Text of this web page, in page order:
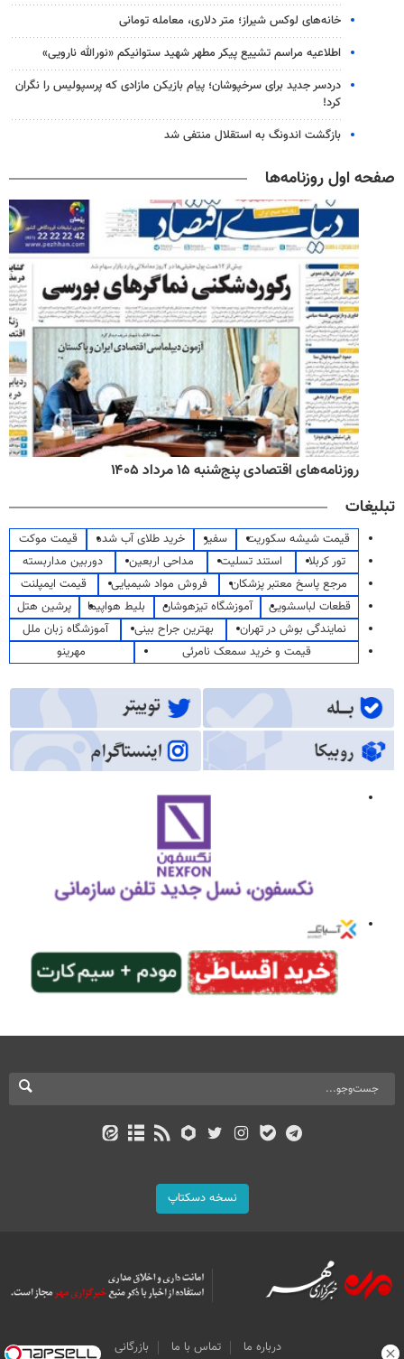
خانه‌های لوکس شیراز؛ متر دلاری، معامله تومانی
اطلاعیه مراسم تشییع پیکر مطهر شهید ستوانیکم «نورالله نارویی»
دردسر جدید برای سرخپوشان؛ پیام بازیکن مازادی که پرسپولیس را نگران
کرد!
بازگشت اندونگ به استقلال منتفی شد
صفحه اول روزنامه‌ها
روزنامه‌های اقتصادی پنج‌شنبه ۱۵ مرداد ۱۴۰۵
تبلیغات
قیمت شیشه سکوریت سفیر خرید طلای آب شده
قیمت موکت
تور کربلا
استند تسلیت مداحی اربعین
دوربین مداربسته
مرجع پاسخ معتبر پزشکان
فروش مواد شیمیایی
قیمت ایمپلنت
قطعات لباسشویی
آموزشگاه تیزهوشان بلیط هواپیما
پرشین هتل
نمایندگی بوش در تهران
بهترین جراح بینی
آموزشگاه زبان ملل
قیمت و خرید سمعک نامرئی
مهرینو
نسخه دسکتاپ
درباره ما تماس با ما بازرگانی